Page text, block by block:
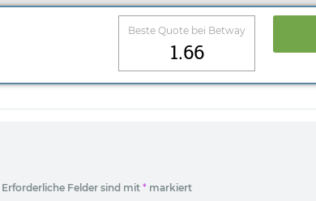
Beste Quote bei Betway
1.66
Erforderliche Felder sind mit * markiert